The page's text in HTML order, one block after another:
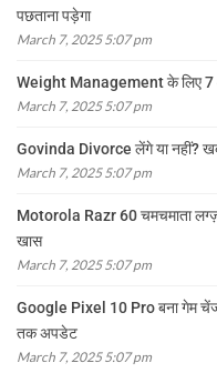
पछताना पड़ेगा
March 7, 2025 5:07 pm
Weight Management के लिए 7
March 7, 2025 5:07 pm
Govinda Divorce लेंगे या नहीं?
March 7, 2025 5:07 pm
Motorola Razr 60 चमचमाता
खास
March 7, 2025 5:07 pm
Google Pixel 10 Pro बना गेम
तक अपडेट
March 7, 2025 5:07 pm